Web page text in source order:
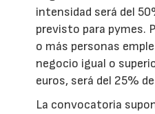
intensidad será del
previsto para pymes.
o más personas
negocio igual o
euros, será del 25%
La convocatoria